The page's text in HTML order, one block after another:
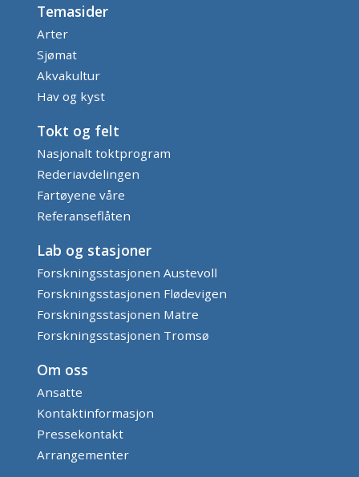
Temasider
Arter
Sjømat
Akvakultur
Hav og kyst
Tokt og felt
Nasjonalt toktprogram
Rederiavdelingen
Fartøyene våre
Referanseflåten
Lab og stasjoner
Forskningsstasjonen Austevoll
Forskningsstasjonen Flødevigen
Forskningsstasjonen Matre
Forskningsstasjonen Tromsø
Om oss
Ansatte
Kontaktinformasjon
Pressekontakt
Arrangementer